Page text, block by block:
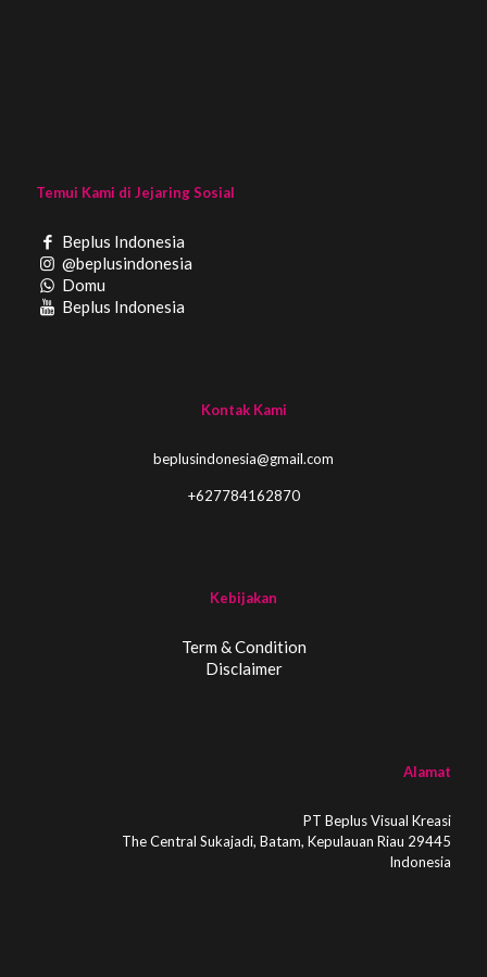
Temui Kami di Jejaring Sosial
Beplus Indonesia
@beplusindonesia
Domu
Beplus Indonesia
Kontak Kami
beplusindonesia@gmail.com
+627784162870
Kebijakan
Term & Condition
Disclaimer
Alamat
PT Beplus Visual Kreasi
The Central Sukajadi, Batam, Kepulauan Riau 29445
Indonesia